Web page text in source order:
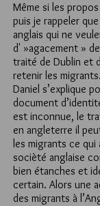
Même si les
puis je rappeler
anglais qui ne
d' »agacement »
traité de Dublin et
retenir les
Daniel s’explique
document
est inconnue, le
en angleterre il
les migrants ce
socièté anglaise
bien étanches et
certain. Alors une
des migrants à